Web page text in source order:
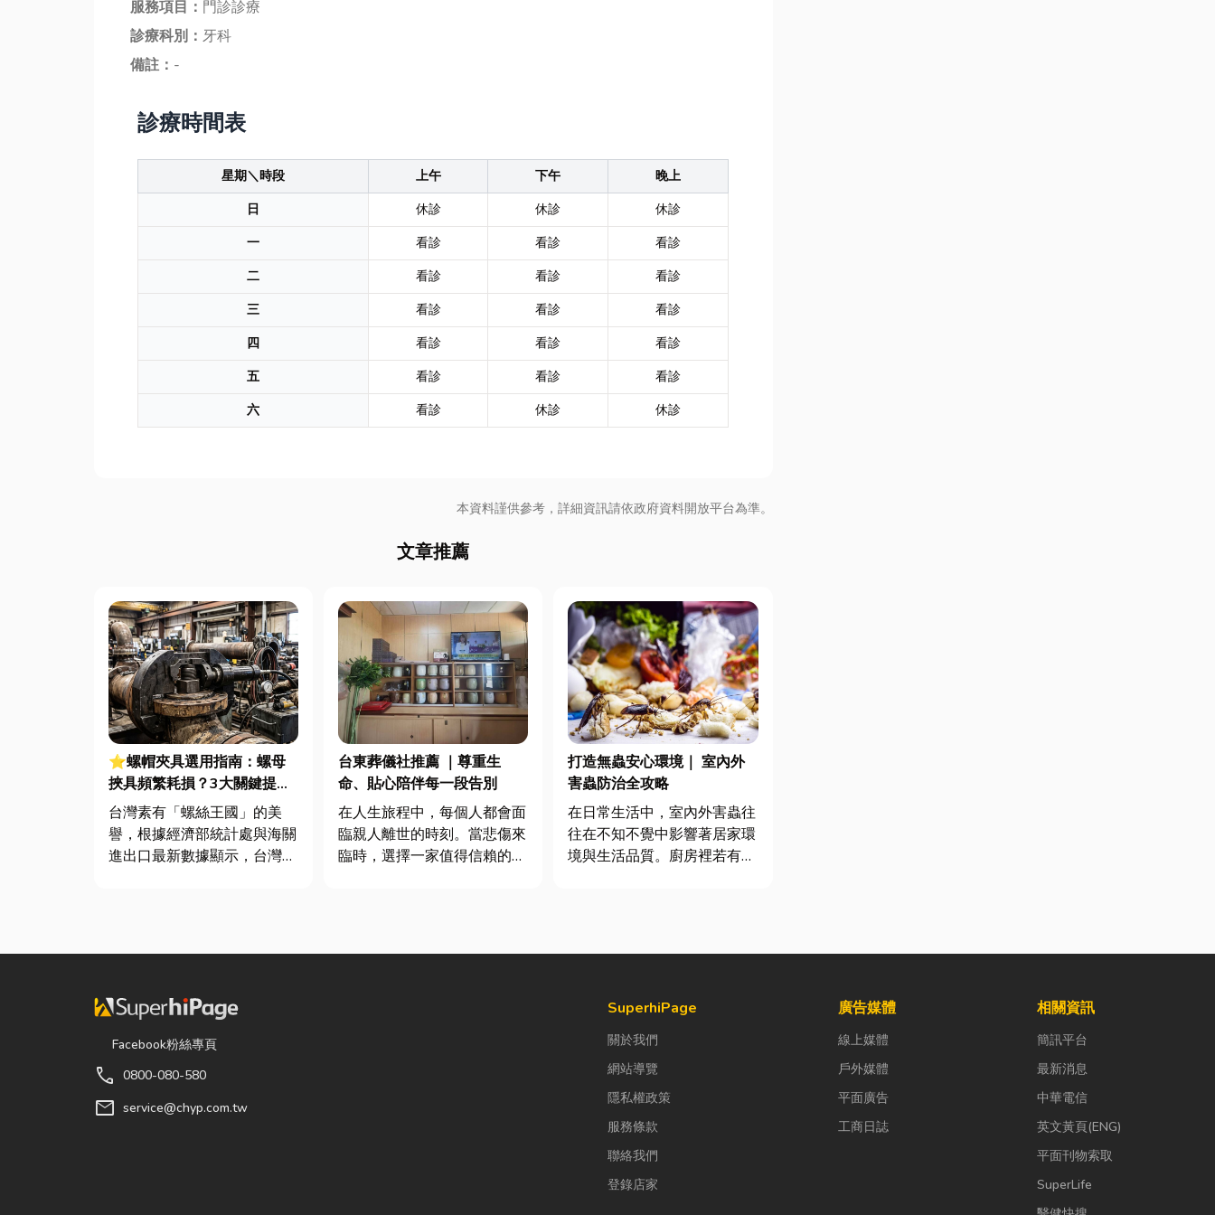
服務項目： 門診診療
診療科別： 牙科
備註： -
診療時間表
星期＼時段 上午 下午
晚上
日
休診 休診
休診
一
看診 看診
看診
二
看診 看診
看診
三
看診 看診
看診
四
看診 看診
看診
五
看診 看診
看診
六
看診 休診 休診
本資料謹供參考，詳細資訊請依政府資料開放平台為準。
文章推薦
⭐螺帽夾具選用指南：螺母
挾具頻繁耗損？3大關鍵提升
扣件成型良率與壽命
台灣素有「螺絲王國」的美
譽，根據經濟部統計處與海關
進出口最新數據顯示，台灣扣
的關...
台東葬儀社推薦 ｜尊重生
命、貼心陪伴每一段告別
在人生旅程中，每個人都會面
臨親人離世的時刻。當悲傷來
臨時，選擇一家值得信賴的台
打造無蟲安心環境｜ 室內外
害蟲防治全攻略
在日常生活中，室內外害蟲往
往在不知不覺中影響著居家環
境與生活品質。廚房裡若有食
潔，更可能...
Facebook粉絲專頁
call 0800-080-580
mail service@chyp.com.tw
SuperhiPage
關於我們
網站導覽
隱私權政策
服務條款
聯絡我們
登錄店家
廣告媒體
線上媒體
戶外媒體
平面廣告
工商日誌
相關資訊
簡訊平台
最新消息
中華電信
英文黃頁(ENG)
平面刊物索取
SuperLife